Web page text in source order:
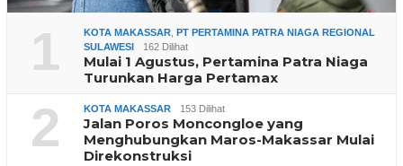
1 KOTA MAKASSAR
PT PERTAMINA PATRA NIAGA REGIONAL
SULAWESI
162 Dilihat
Mulai 1 Agustus, Pertamina Patra Niaga
Turunkan Harga Pertamax
2 KOTA MAKASSAR 153 Dilihat
Jalan Poros Moncongloe yang
Menghubungkan Maros-Makassar Mulai
Direkonstruksi